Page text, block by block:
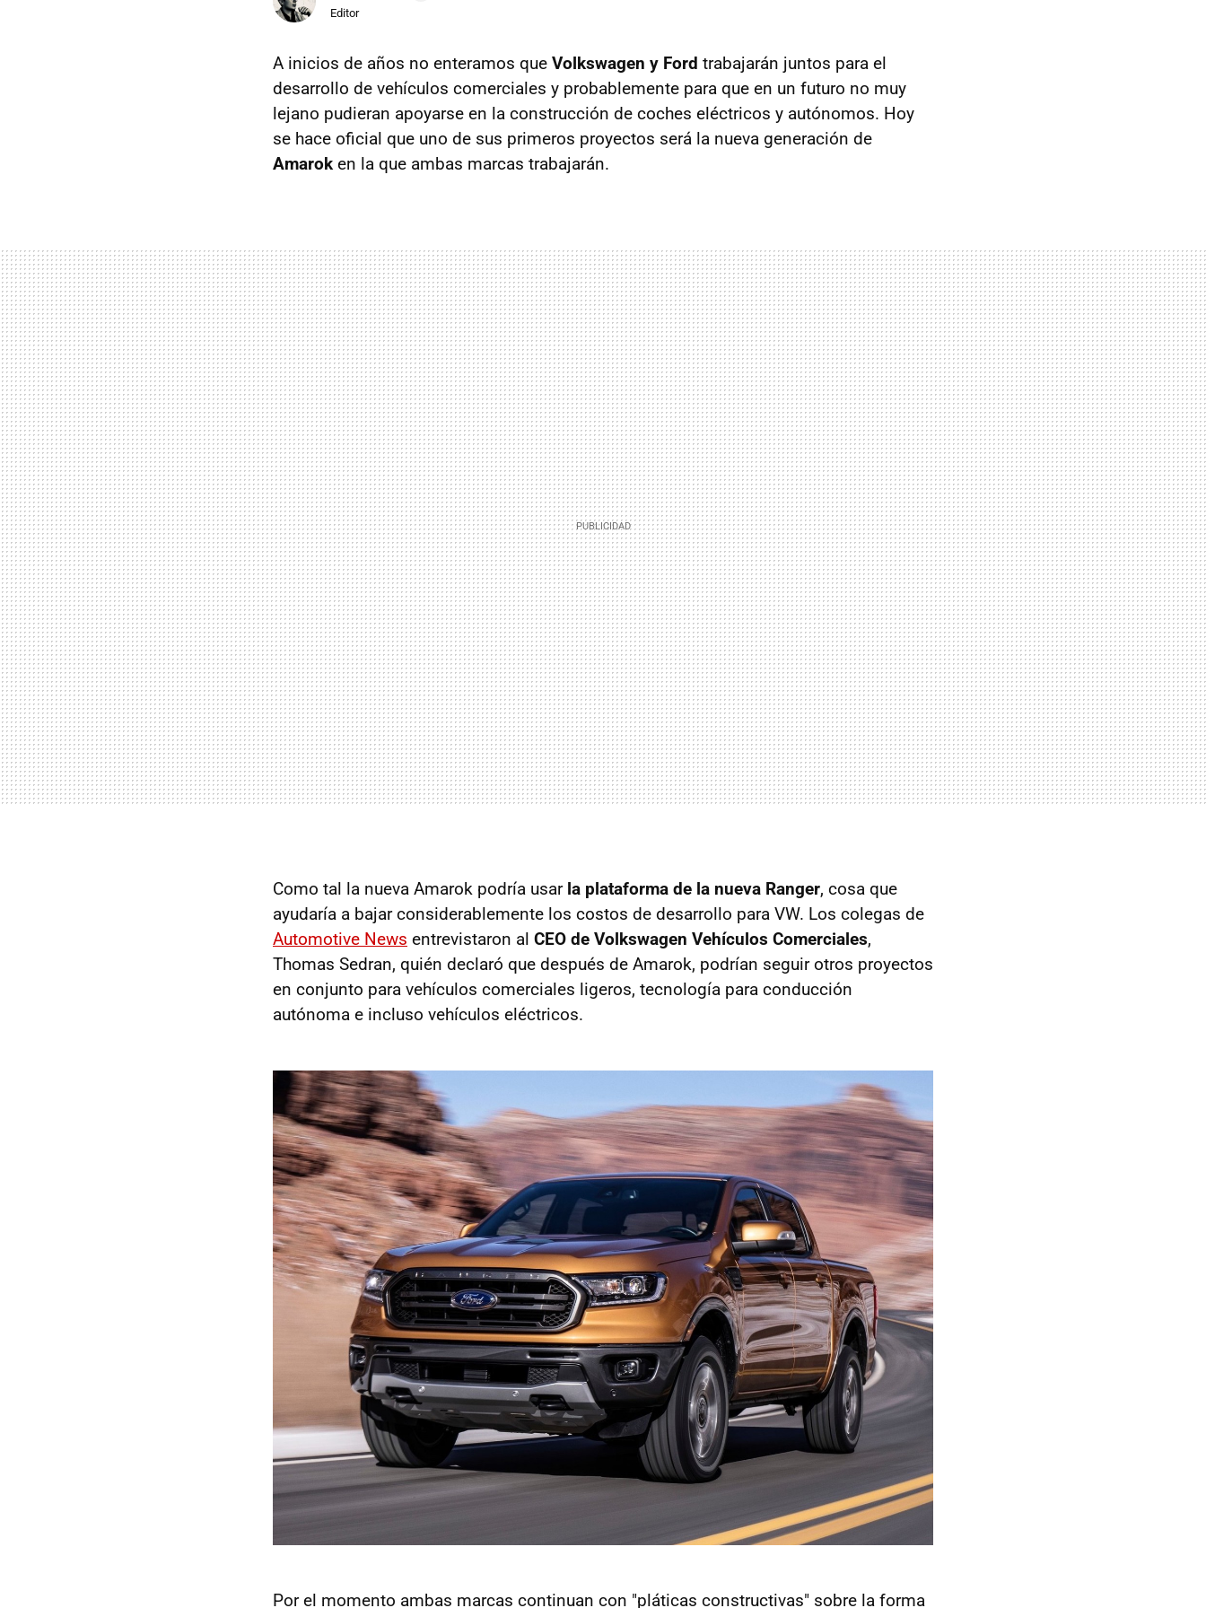
Editor
A inicios de años no enteramos que Volkswagen y Ford trabajarán juntos para el
desarrollo de vehículos comerciales y probablemente para que en un futuro no muy
lejano pudieran apoyarse en la construcción de coches eléctricos y autónomos. Hoy
se hace oficial que uno de sus primeros proyectos será la nueva generación de
Amarok en la que ambas marcas trabajarán.
Como tal la nueva Amarok podría usar la plataforma de la nueva Ranger, cosa que
ayudaría a bajar considerablemente los costos de desarrollo para VW. Los colegas de
Automotive News entrevistaron al CEO de Volkswagen Vehículos Comerciales,
Thomas Sedran, quién declaró que después de Amarok, podrían seguir otros proyectos
en conjunto para vehículos comerciales ligeros, tecnología para conducción
autónoma e incluso vehículos eléctricos.
Por el momento ambas marcas continuan con "pláticas constructivas" sobre la forma